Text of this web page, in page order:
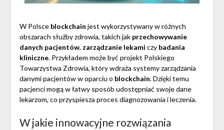
W Polsce blockchain jest wykorzystywany w różnych
obszarach służby zdrowia, takich jak przechowywanie
danych pacjentów, zarządzanie lekami czy badania
kliniczne. Przykładem może być projekt Polskiego
Towarzystwa Zdrowia, który wdraża systemy zarządzania
danymi pacjentów w oparciu o blockchain. Dzięki temu
pacjenci mogą w łatwy sposób udostępniać swoje dane
lekarzom, co przyspiesza proces diagnozowania i leczenia.
W jakie innowacyjne rozwiązania